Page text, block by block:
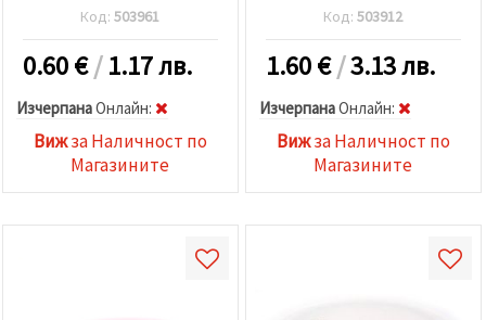
Код:503961
0.60€/1.17 лв.
ИзчерпанаOнлайн:
Вижза Наличност по
Магазините
Код:503912
1.60€/3.13 лв.
ИзчерпанаOнлайн:
Вижза Наличност по
Магазините